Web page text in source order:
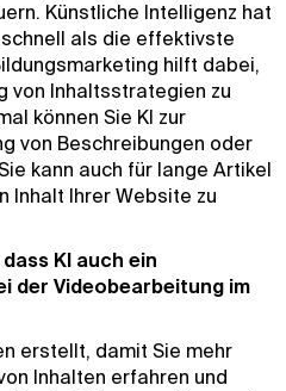
Künstliche Intelligenz hat
als die effektivste
hilft dabei,
von Inhaltsstrategien zu
können Sie KI zur
von Beschreibungen oder
kann auch für lange Artikel
Inhalt Ihrer Website zu
KI auch ein
der Videobearbeitung im
erstellt, damit Sie mehr
Inhalten erfahren und